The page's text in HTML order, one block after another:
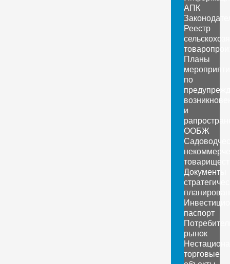
АПК
Реестр
Планы
по
и
ООБЖ
Документы
паспорт
рынок
торговые